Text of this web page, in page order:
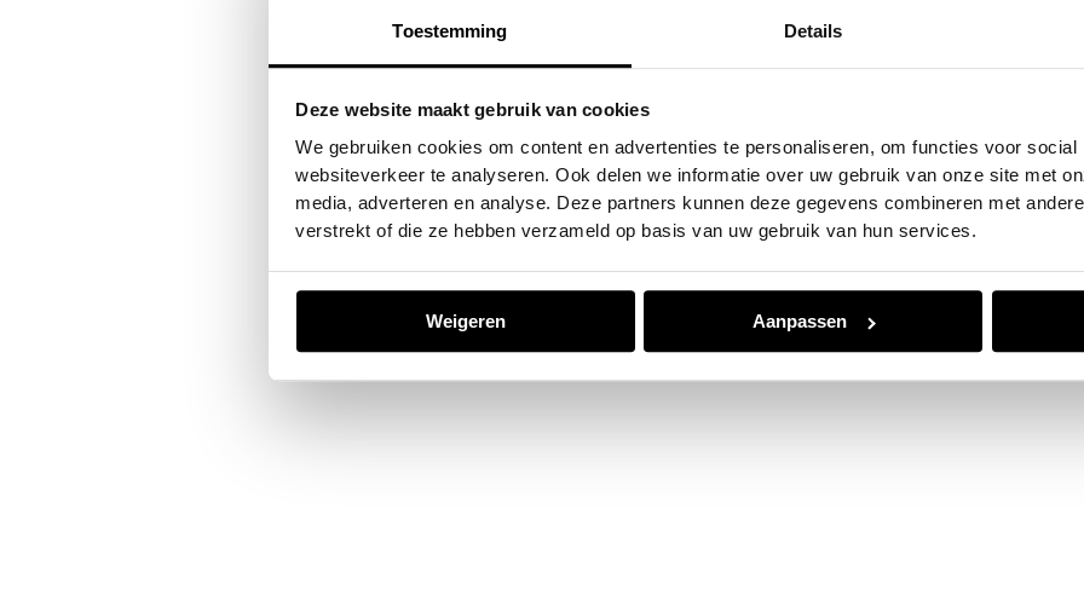
Toestemming Details
Deze website maakt gebruik van cookies
We gebruiken cookies om content en advertenties te personaliseren, om functies voor
websiteverkeer te analyseren. Ook delen we informatie over uw gebruik van onze site met
media, adverteren en analyse. Deze partners kunnen deze gegevens combineren met
verstrekt of die ze hebben verzameld op basis van uw gebruik van hun services.
Weigeren Aanpassen
Application error: aclient-side exception has occurred while loadingwww.jvk.nl(see the